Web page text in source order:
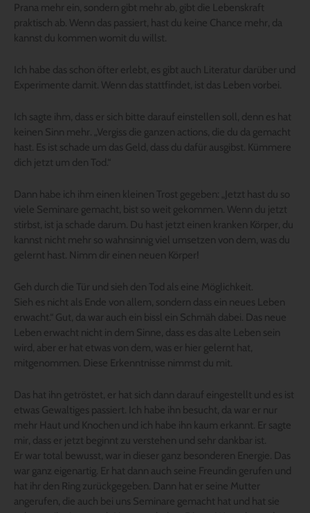
Prana mehr ein, sondern gibt mehr ab, gibt die Lebenskraft
praktisch ab. Wenn das passiert, hast du keine Chance mehr, da
kannst du kommen womit du willst.
Ich habe das schon öfter erlebt, es gibt auch Literatur darüber und
Experimente damit. Wenn das stattfindet, ist das Leben vorbei.
Ich sagte ihm, dass er sich bitte darauf einstellen soll, denn es hat
keinen Sinn mehr. „Vergiss die ganzen actions, die du da gemacht
hast. Es ist schade um das Geld, dass du dafür ausgibst. Kümmere
dich jetzt um den Tod.“
Dann habe ich ihm einen kleinen Trost gegeben: „Jetzt hast du so
viele Seminare gemacht, bist so weit gekommen. Wenn du jetzt
stirbst, ist ja schade darum. Du hast jetzt einen kranken Körper, du
kannst nicht mehr so wahnsinnig viel umsetzen von dem, was du
gelernt hast. Nimm dir einen neuen Körper!
Geh durch die Tür und sieh den Tod als eine Möglichkeit.
Sieh es nicht als Ende von allem, sondern dass ein neues Leben
erwacht.“ Gut, da war auch ein bissl ein Schmäh dabei. Das neue
Leben erwacht nicht in dem Sinne, dass es das alte Leben sein
wird, aber er hat etwas von dem, was er hier gelernt hat,
mitgenommen. Diese Erkenntnisse nimmst du mit.
Das hat ihn getröstet, er hat sich dann darauf eingestellt und es ist
etwas Gewaltiges passiert. Ich habe ihn besucht, da war er nur
mehr Haut und Knochen und ich habe ihn kaum erkannt. Er sagte
mir, dass er jetzt beginnt zu verstehen und sehr dankbar ist.
Er war total bewusst, war in dieser ganz besonderen Energie. Das
war ganz eigenartig. Er hat dann auch seine Freundin gerufen und
hat ihr den Ring zurückgegeben. Dann hat er seine Mutter
angerufen, die auch bei uns Seminare gemacht hat und hat sie